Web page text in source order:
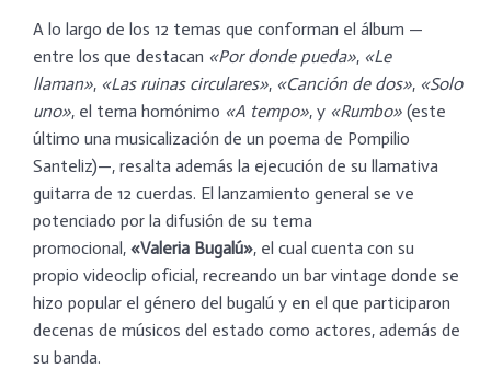
​A lo largo de los 12 temas que conforman el álbum —
entre los que destacan «Por donde pueda», «Le
llaman», «Las ruinas circulares», «Canción de dos», «Solo
uno», el tema homónimo «A tempo», y «Rumbo» (este
último una musicalización de un poema de Pompilio
Santeliz)—, resalta además la ejecución de su llamativa
guitarra de 12 cuerdas. El lanzamiento general se ve
potenciado por la difusión de su tema
promocional, «Valeria Bugalú», el cual cuenta con su
propio videoclip oficial, recreando un bar vintage donde se
hizo popular el género del bugalú y en el que participaron
decenas de músicos del estado como actores, además de
su banda.